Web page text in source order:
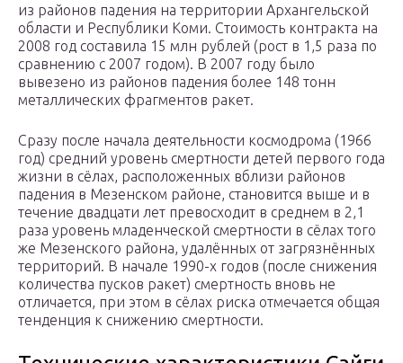
из районов падения на территории Архангельской
области и Республики Коми. Стоимость контракта на
2008 год составила 15 млн рублей (рост в 1,5 раза по
сравнению с 2007 годом). В 2007 году было
вывезено из районов падения более 148 тонн
металлических фрагментов ракет.
Сразу после начала деятельности космодрома (1966
год) средний уровень смертности детей первого года
жизни в сёлах, расположенных вблизи районов
падения в Мезенском районе, становится выше и в
течение двадцати лет превосходит в среднем в 2,1
раза уровень младенческой смертности в сёлах того
же Мезенского района, удалённых от загрязнённых
территорий. В начале 1990-х годов (после снижения
количества пусков ракет) смертность вновь не
отличается, при этом в сёлах риска отмечается общая
тенденция к снижению смертности.